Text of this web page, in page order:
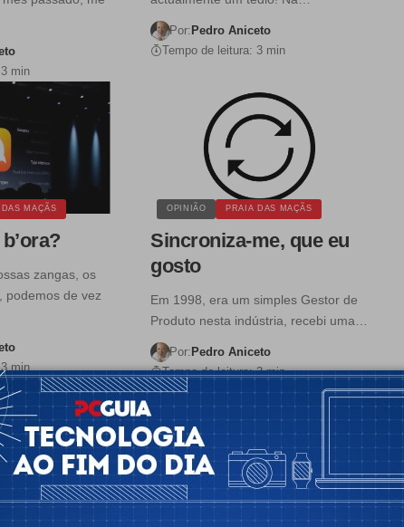
min
Por: Pedro Aniceto
Tempo de leitura: 3 min
MAÇÃS
zangas, os
podemos de vez
min
OPINIÃO PRAIA DAS MAÇÃS
Sincroniza-me, que eu
gosto
Em 1998, era um simples Gestor de
Produto nesta indústria, recebi uma…
Por:Pedro Aniceto
Tempo de leitura: 3 min
MAÇÃS OPINIÃO PRAIA DAS MAÇÃS